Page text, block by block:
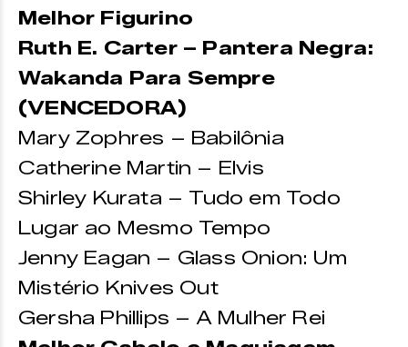
Melhor Figurino
Ruth E. Carter – Pantera Negra:
Wakanda Para Sempre
(VENCEDORA)
Mary Zophres – Babilônia
Catherine Martin – Elvis
Shirley Kurata – Tudo em Todo
Lugar ao Mesmo Tempo
Jenny Eagan – Glass Onion: Um
Mistério Knives Out
Gersha Phillips – A Mulher Rei